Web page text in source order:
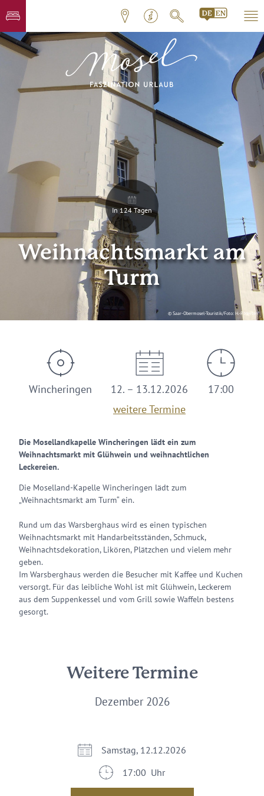
© Saar-Obermosel-Touristik/Foto: H.-P. Merten
In 124 Tagen
Weihnachtsmarkt am
Turm
Wincheringen
12. – 13.12.2026
weitere Termine
17:00
Die Mosellandkapelle Wincheringen lädt ein zum
Weihnachtsmarkt mit Glühwein und weihnachtlichen
Leckereien.
Die Moselland-Kapelle Wincheringen lädt zum
„Weihnachtsmarkt am Turm“ ein.
Rund um das Warsberghaus wird es einen typischen
Weihnachtsmarkt mit Handarbeitsständen, Schmuck,
Weihnachtsdekoration, Likören, Plätzchen und vielem mehr
geben.
Im Warsberghaus werden die Besucher mit Kaffee und Kuchen
versorgt. Für das leibliche Wohl ist mit Glühwein, Leckerem
aus dem Suppenkessel und vom Grill sowie Waffeln bestens
gesorgt.
Weitere Termine
Dezember 2026
Samstag, 12.12.2026
17:00 Uhr